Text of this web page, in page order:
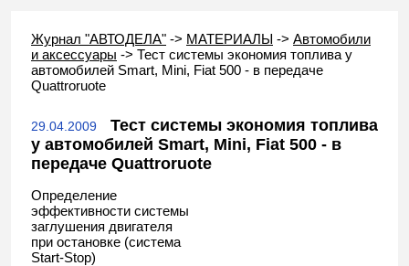
Журнал "АВТОДЕЛА" -> МАТЕРИАЛЫ -> Автомобили
и аксессуары -> Тест системы экономия топлива у
автомобилей Smart, Mini, Fiat 500 - в передаче
Quattroruote
29.04.2009
Тест системы экономия топлива
у автомобилей Smart, Mini, Fiat 500 - в
передаче Quattroruote
Определение
эффективности системы
заглушения двигателя
при остановке (система
Start-Stop)